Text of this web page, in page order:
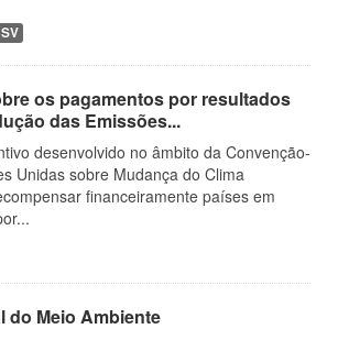
os pagamentos por resultados
das Emissões...
desenvolvido no âmbito da Convenção-
Unidas sobre Mudança do Clima
financeiramente países em
do Meio Ambiente